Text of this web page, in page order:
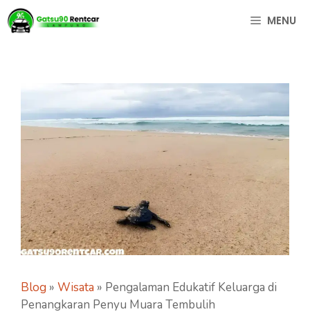
Langsung
ke
MENU
Blog » Wisata » Pengalaman Edukatif Keluarga di
Penangkaran Penyu Muara Tembulih